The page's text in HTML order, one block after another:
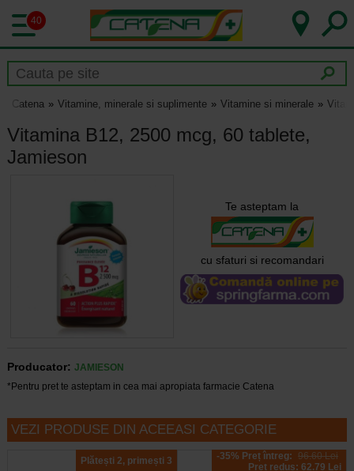
40
Catena Vitamine, minerale si suplimente Vitamine si minerale
Vitamina B12, 2500 mcg, 60 tablete,
Jamieson
Te asteptam la
cu sfaturi si recomandari
Producator: JAMIESON
*Pentru pret te asteptam in cea mai apropiata farmacie Catena
VEZI PRODUSE DIN ACEEASI CATEGORIE
Plătești 2, primești 3 -35% Preț întreg: 96.60 Lei
Preț redus: 62.79 Lei